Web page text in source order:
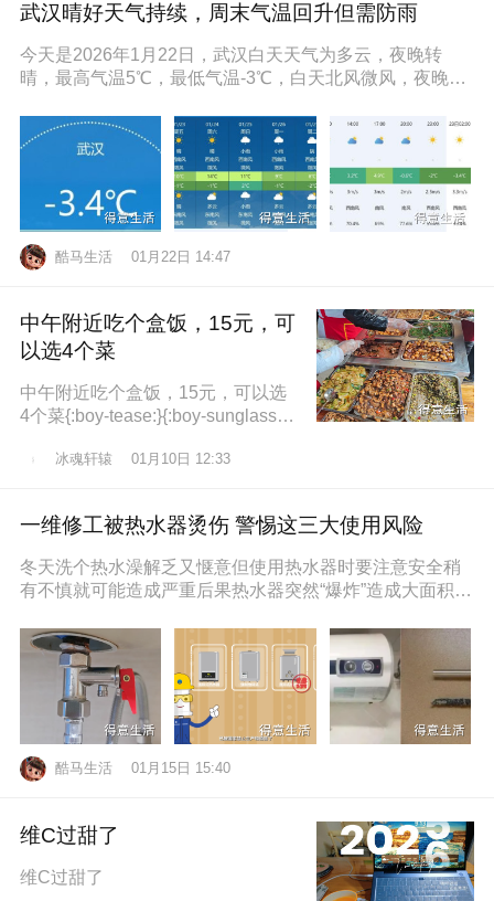
武汉晴好天气持续，周末气温回升但需防雨
今天是2026年1月22日，武汉白天天气为多云，夜晚转
晴，最高气温5℃，最低气温-3℃，白天北风微风，夜晚东
酷马生活 01月22日 14:47
中午附近吃个盒饭，15元，可
以选4个菜
中午附近吃个盒饭，15元，可以选
4个菜{:boy-tease:}{:boy-sunglasse
冰魂轩辕 01月10日 12:33
一维修工被热水器烫伤 警惕这三大使用风险
冬天洗个热水澡解乏又惬意但使用热水器时要注意安全稍
有不慎就可能造成严重后果热水器突然“爆炸”造成大面积烫
酷马生活 01月15日 15:40
维C过甜了
维C过甜了